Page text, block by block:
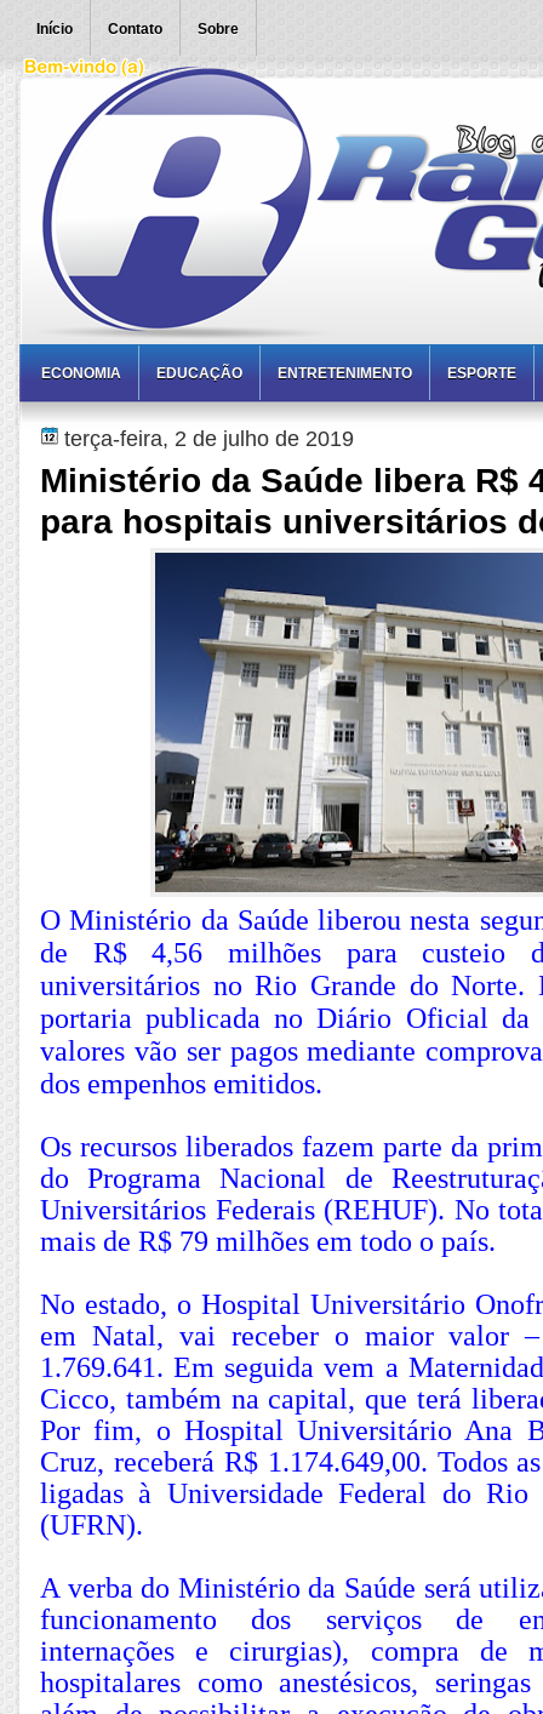
Início Contato Sobre
ECONOMIA EDUCAÇÃO ENTRETENIMENTO ESPORTE
terça-feira, 2 de julho de 2019
Ministério da Saúde libera R$
para hospitais universitários
O Ministério da Saúde liberou nesta
de R$ 4,56 milhões para custeio
universitários no Rio Grande do Norte.
portaria publicada no Diário Oficial da
valores vão ser pagos mediante
dos empenhos emitidos.
Os recursos liberados fazem parte da
do Programa Nacional de
Universitários Federais (REHUF). No
mais de R$ 79 milhões em todo o país.
No estado, o Hospital Universitário
em Natal, vai receber o maior valor
1.769.641. Em seguida vem a
Cicco, também na capital, que terá
Por fim, o Hospital Universitário Ana
Cruz, receberá R$ 1.174.649,00. Todos
ligadas à Universidade Federal do Rio
(UFRN).
A verba do Ministério da Saúde será
funcionamento dos serviços de
internações e cirurgias), compra de
hospitalares como anestésicos,